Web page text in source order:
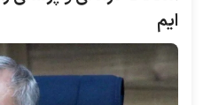
ایم